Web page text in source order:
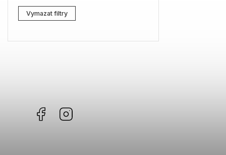
Lacoste
Marc Jacobs
Vymazat filtry
Facebook